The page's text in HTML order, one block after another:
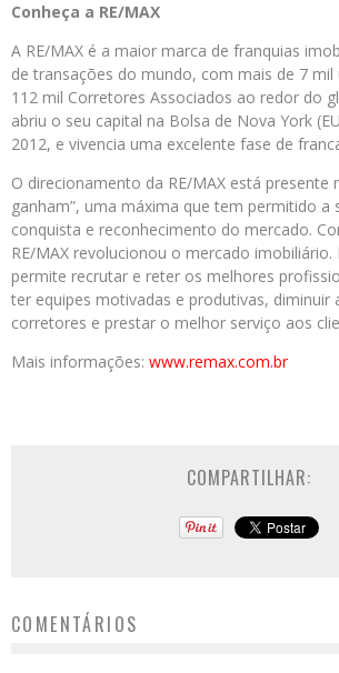
Conheça a RE/MAX
A RE/MAX é a maior marca de franquias
de transações do mundo, com mais de 7 mil
112 mil Corretores Associados ao redor do
abriu o seu capital na Bolsa de Nova York
2012, e vivencia uma excelente fase de
O direcionamento da RE/MAX está presente
ganham”, uma máxima que tem permitido a
conquista e reconhecimento do mercado.
RE/MAX revolucionou o mercado imobiliário.
permite recrutar e reter os melhores
ter equipes motivadas e produtivas, diminuir
corretores e prestar o melhor serviço aos
Mais informações: www.remax.com.br
COMPARTILHAR:
COMENTÁRIOS